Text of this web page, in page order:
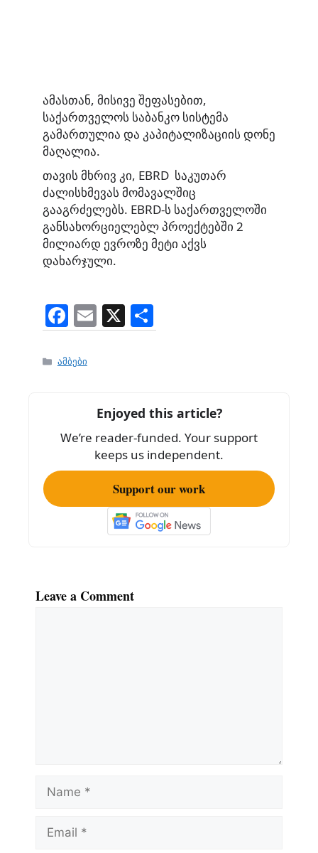
ამასთან, მისივე შეფასებით,
საქართველოს საბანკო სისტემა
გამართულია და კაპიტალიზაციის დონე
მაღალია.
თავის მხრივ კი, EBRD საკუთარ
ძალისხმევას მომავალშიც
გააგრძელებს. EBRD-ს საქართველოში
განსახორციელებლ პროექტებში 2
მილიარდ ევროზე მეტი აქვს
დახარჯული.
F
a
c
o
o
k
E
m
X
h
Categories
ამბები
Enjoyed this article?
We’re reader-funded. Your support
keeps us independent.
Support our work
Leave a Comment
Name
Email